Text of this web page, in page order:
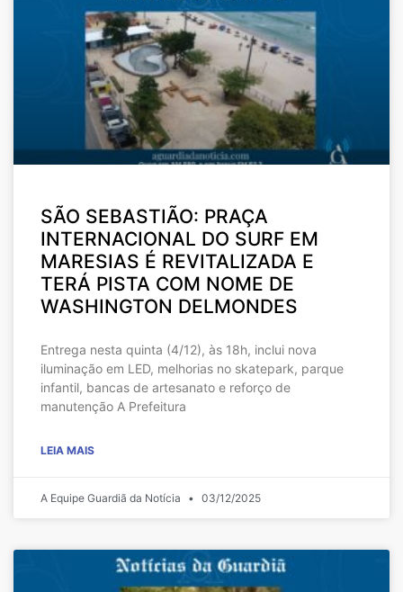
SÃO SEBASTIÃO: PRAÇA
INTERNACIONAL DO SURF EM
MARESIAS É REVITALIZADA E
TERÁ PISTA COM NOME DE
WASHINGTON DELMONDES
Entrega nesta quinta (4/12), às 18h, inclui nova
iluminação em LED, melhorias no skatepark, parque
infantil, bancas de artesanato e reforço de
manutenção A Prefeitura
LEIA MAIS
A Equipe Guardiã da Notícia 03/12/2025